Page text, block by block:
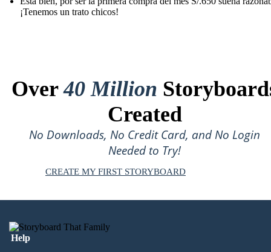
¡Tenemos un trato chicos!
Over40 Million
Created
No Downloads, No Credit Card, and No Login
Needed to Try!
CREATE MY FIRST STORYBOARD
Help